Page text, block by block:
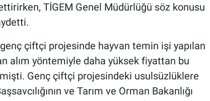
TİGEM Genel Müdürlüğü söz konusu
genç çiftçi projesinde hayvan temin işi yapılan
alım yöntemiyle daha yüksek fiyattan bu
Genç çiftçi projesindeki usulsüzlüklere
ve Tarım ve Orman Bakanlığı